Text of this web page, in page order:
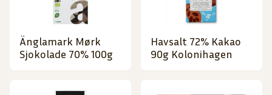
Änglamark Mørk
Sjokolade 70% 100g
Havsalt 72% Kakao
90g Kolonihagen